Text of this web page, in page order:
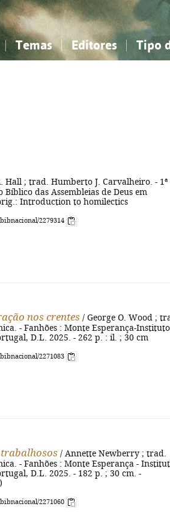
Temas Editores Tipo
Hall ; trad. Humberto J. Carvalheiro. - 1ª
das Assembleias de Deus em
Introduction to homilectics
2279314
nos crentes / George O. Wood ;
- Fanhões : Monte Esperança-Instituto
D.L. 2025. - 262 p. : il. ; 30 cm
2271083
trabalhosos / Annette Newberry ; trad.
- Fanhões : Monte Esperança -
D.L. 2025. - 182 p. ; 30 cm. -
2271060